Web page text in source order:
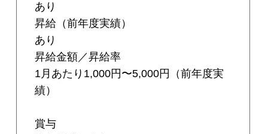
あり
昇給（前年度実績）
あり
昇給金額／昇給率
1月あたり1,000円〜5,000円（前年度実
績）
賞与